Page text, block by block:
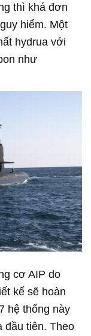
thì khá đơn
hiểm. Một
hydrua với
như
cơ AIP do
kế sẽ hoàn
hệ thống này
đầu tiên. Theo